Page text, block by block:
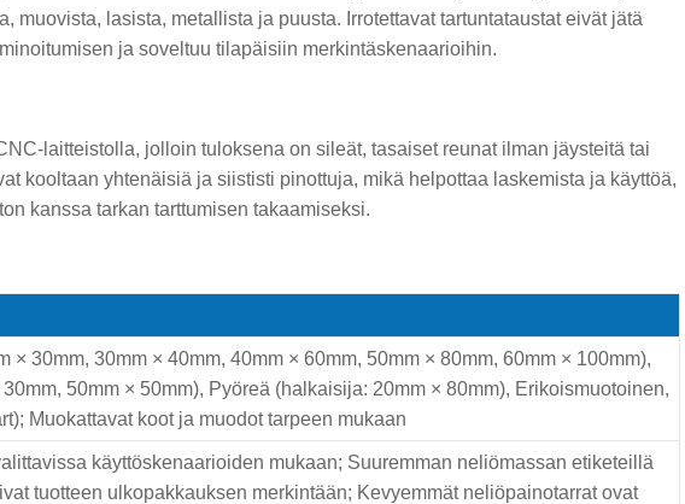
muovista, lasista, metallista ja puusta. Irrotettavat tartuntataustat eivät jätä
ja soveltuu tilapäisiin merkintäskenaarioihin.
laitteistolla, jolloin tuloksena on sileät, tasaiset reunat ilman jäysteitä tai
kooltaan yhtenäisiä ja siististi pinottuja, mikä helpottaa laskemista ja käyttöä,
kanssa tarkan tarttumisen takaamiseksi.
× 30mm, 30mm × 40mm, 40mm × 60mm, 50mm × 80mm, 60mm × 100mm),
50mm × 50mm), Pyöreä (halkaisija: 20mm × 80mm), Erikoismuotoinen,
Muokattavat koot ja muodot tarpeen mukaan
käyttöskenaarioiden mukaan; Suuremman neliömassan etiketeillä
tuotteen ulkopakkauksen merkintään; Kevyemmät neliöpainotarrat ovat